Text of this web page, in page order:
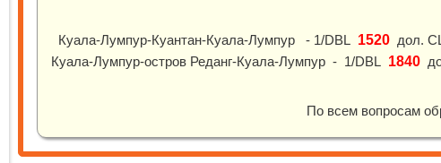
Куала-Лумпур-Куантан-Куала-Лумпур - 1/DBL 1520 дол.
Куала-Лумпур-остров Реданг-Куала-Лумпур - 1/DBL 1840
По всем вопросам